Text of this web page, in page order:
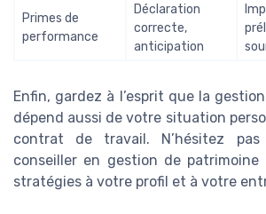
Primes de
performance
Déclaration
correcte,
anticipation
Enfin, gardez à l’esprit que la
dépend aussi de votre situation
contrat de travail. N’hésitez
conseiller en gestion de patrimoine
stratégies à votre profil et à votre